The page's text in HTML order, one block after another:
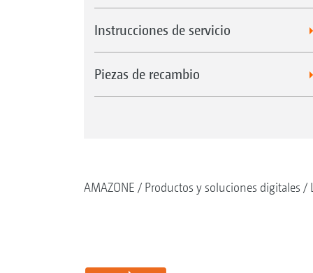
Instrucciones de servicio
Piezas de recambio
AMAZONE Productos y soluciones digitales